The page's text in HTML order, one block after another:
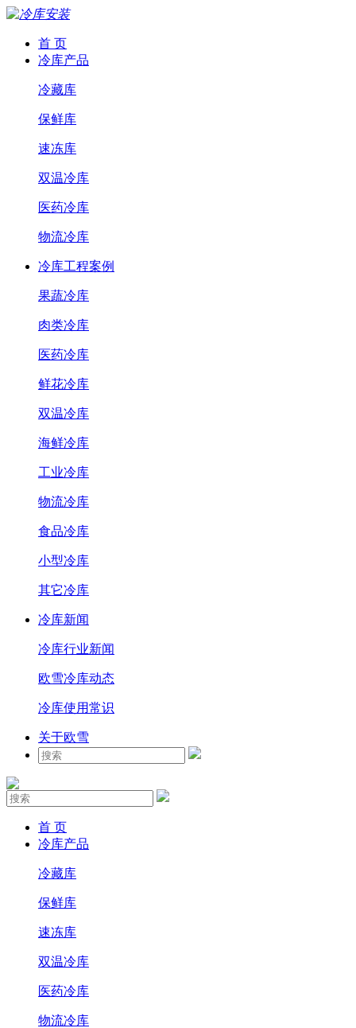
首 页
冷库产品
冷藏库
保鲜库
速冻库
双温冷库
医药冷库
物流冷库
冷库工程案例
果蔬冷库
肉类冷库
医药冷库
鲜花冷库
双温冷库
海鲜冷库
工业冷库
物流冷库
食品冷库
小型冷库
其它冷库
冷库新闻
冷库行业新闻
欧雪冷库动态
冷库使用常识
关于欧雪
首 页
冷库产品
冷藏库
保鲜库
速冻库
双温冷库
医药冷库
物流冷库